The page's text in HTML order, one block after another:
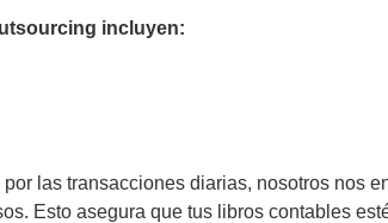
incluyen:
las transacciones diarias, nosotros nos
Esto asegura que tus libros contables